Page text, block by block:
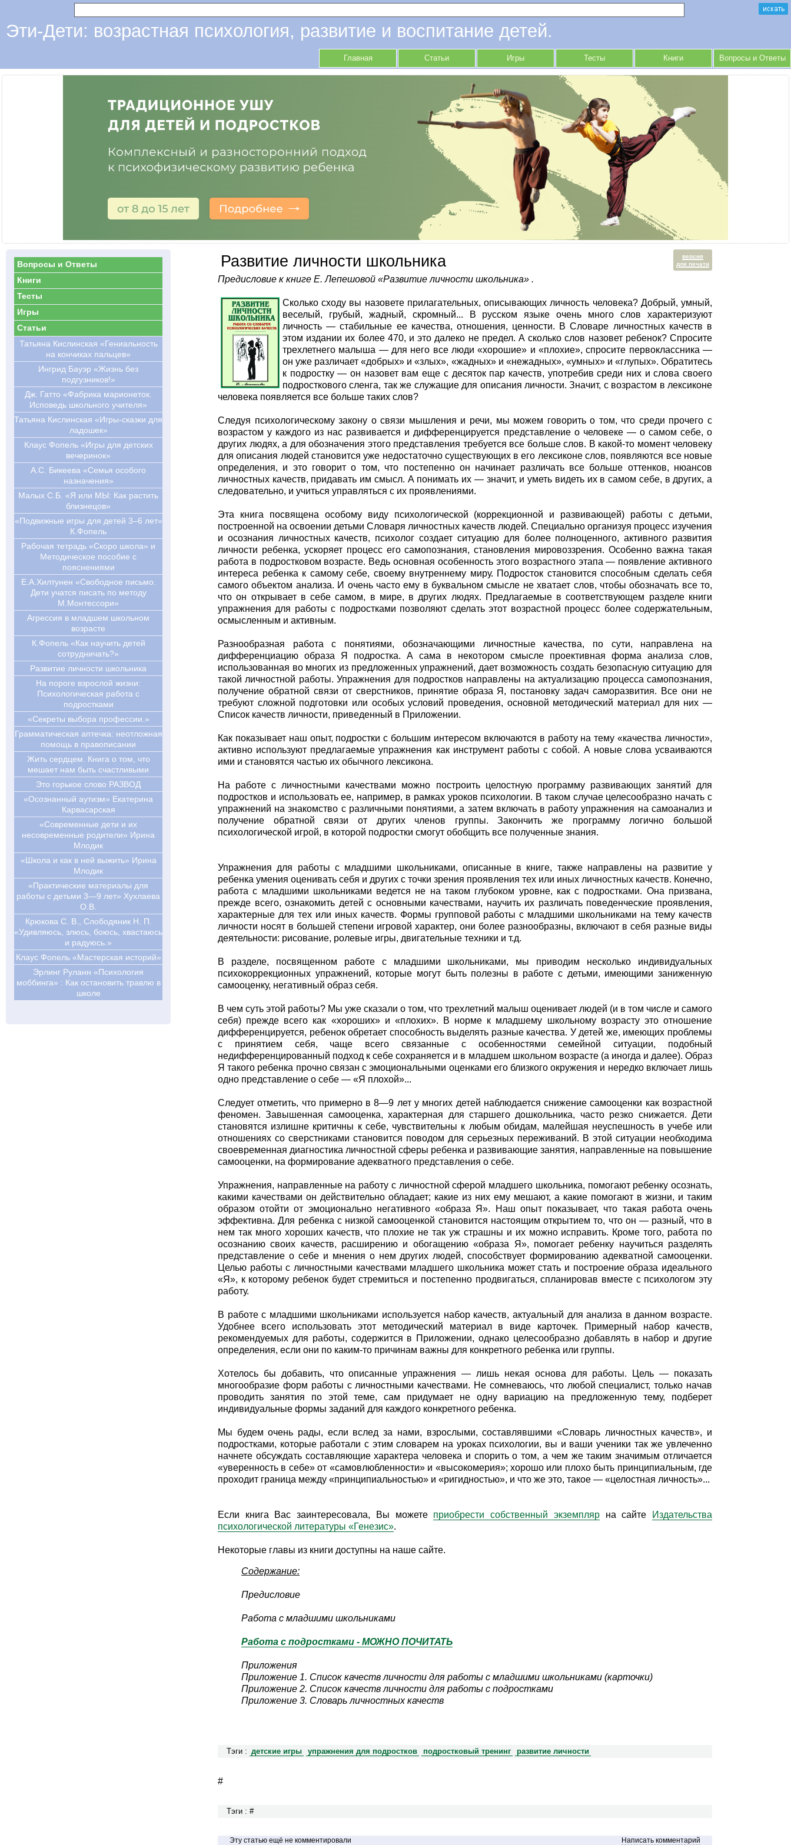
Эти-Дети: возрастная психология, развитие и воспитание детей.
Главная Статьи Игры Тесты Книги Вопросы и Ответы
версия
для печати
Развитие личности школьника
Предисловие к книге Е. Лепешовой «Развитие личности школьника» .
Сколько сходу вы назовете прилагательных, описывающих личность человека? Добрый, умный,
веселый, грубый, жадный, скромный... В русском языке очень много слов характеризуют
личность — стабильные ее качества, отношения, ценности. В Словаре личностных качеств в
этом издании их более 470, и это далеко не предел. А сколько слов назовет ребенок? Спросите
трехлетнего малыша — для него все люди «хорошие» и «плохие», спросите первоклассника —
он уже различает «добрых» и «злых», «жадных» и «нежадных», «умных» и «глупых». Обратитесь
к подростку — он назовет вам еще с десяток пар качеств, употребив среди них и слова своего
подросткового сленга, так же служащие для описания личности. Значит, с возрастом в лексиконе
человека появляется все больше таких слов?
Следуя психологическому закону о связи мышления и речи, мы можем говорить о том, что среди прочего с
возрастом у каждого из нас развивается и дифференцируется представление о человеке — о самом себе, о
других людях, а для обозначения этого представления требуется все больше слов. В какой-то момент человеку
для описания людей становится уже недостаточно существующих в его лексиконе слов, появляются все новые
определения, и это говорит о том, что постепенно он начинает различать все больше оттенков, нюансов
личностных качеств, придавать им смысл. А понимать их — значит, и уметь видеть их в самом себе, в других, а
следовательно, и учиться управляться с их проявлениями.
Эта книга посвящена особому виду психологической (коррекционной и развивающей) работы с детьми,
построенной на освоении детьми Словаря личностных качеств людей. Специально организуя процесс изучения
и осознания личностных качеств, психолог создает ситуацию для более полноценного, активного развития
личности ребенка, ускоряет процесс его самопознания, становления мировоззрения. Особенно важна такая
работа в подростковом возрасте. Ведь основная особенность этого возрастного этапа — появление активного
интереса ребенка к самому себе, своему внутреннему миру. Подросток становится способным сделать себя
самого объектом анализа. И очень часто ему в буквальном смысле не хватает слов, чтобы обозначать все то,
что он открывает в себе самом, в мире, в других людях. Предлагаемые в соответствующем разделе книги
упражнения для работы с подростками позволяют сделать этот возрастной процесс более содержательным,
осмысленным и активным.
Разнообразная работа с понятиями, обозначающими личностные качества, по сути, направлена на
дифференциацию образа Я подростка. А сама в некотором смысле проективная форма анализа слов,
использованная во многих из предложенных упражнений, дает возможность создать безопасную ситуацию для
такой личностной работы. Упражнения для подростков направлены на актуализацию процесса самопознания,
получение обратной связи от сверстников, принятие образа Я, постановку задач саморазвития. Все они не
требуют сложной подготовки или особых условий проведения, основной методический материал для них —
Список качеств личности, приведенный в Приложении.
Как показывает наш опыт, подростки с большим интересом включаются в работу на тему «качества личности»,
активно используют предлагаемые упражнения как инструмент работы с собой. А новые слова усваиваются
ими и становятся частью их обычного лексикона.
На работе с личностными качествами можно построить целостную программу развивающих занятий для
подростков и использовать ее, например, в рамках уроков психологии. В таком случае целесообразно начать с
упражнений на знакомство с различными понятиями, а затем включать в работу упражнения на самоанализ и
получение обратной связи от других членов группы. Закончить же программу логично большой
психологической игрой, в которой подростки смогут обобщить все полученные знания.
Упражнения для работы с младшими школьниками, описанные в книге, также направлены на развитие у
ребенка умения оценивать себя и других с точки зрения проявления тех или иных личностных качеств. Конечно,
работа с младшими школьниками ведется не на таком глубоком уровне, как с подростками. Она призвана,
прежде всего, ознакомить детей с основными качествами, научить их различать поведенческие проявления,
характерные для тех или иных качеств. Формы групповой работы с младшими школьниками на тему качеств
личности носят в большей степени игровой характер, они более разнообразны, включают в себя разные виды
деятельности: рисование, ролевые игры, двигательные техники и т.д.
В разделе, посвященном работе с младшими школьниками, мы приводим несколько индивидуальных
психокоррекционных упражнений, которые могут быть полезны в работе с детьми, имеющими заниженную
самооценку, негативный образ себя.
В чем суть этой работы? Мы уже сказали о том, что трехлетний малыш оценивает людей (и в том числе и самого
себя) прежде всего как «хороших» и «плохих». В норме к младшему школьному возрасту это отношение
дифференцируется, ребенок обретает способность выделять разные качества. У детей же, имеющих проблемы
с принятием себя, чаще всего связанные с особенностями семейной ситуации, подобный
недифференцированный подход к себе сохраняется и в младшем школьном возрасте (а иногда и далее). Образ
Я такого ребенка прочно связан с эмоциональными оценками его близкого окружения и нередко включает лишь
одно представление о себе — «Я плохой»...
Следует отметить, что примерно в 8—9 лет у многих детей наблюдается снижение самооценки как возрастной
феномен. Завышенная самооценка, характерная для старшего дошкольника, часто резко снижается. Дети
становятся излишне критичны к себе, чувствительны к любым обидам, малейшая неуспешность в учебе или
отношениях со сверстниками становится поводом для серьезных переживаний. В этой ситуации необходима
своевременная диагностика личностной сферы ребенка и развивающие занятия, направленные на повышение
самооценки, на формирование адекватного представления о себе.
Упражнения, направленные на работу с личностной сферой младшего школьника, помогают ребенку осознать,
какими качествами он действительно обладает; какие из них ему мешают, а какие помогают в жизни, и таким
образом отойти от эмоционально негативного «образа Я». Наш опыт показывает, что такая работа очень
эффективна. Для ребенка с низкой самооценкой становится настоящим открытием то, что он — разный, что в
нем так много хороших качеств, что плохие не так уж страшны и их можно исправить. Кроме того, работа по
осознанию своих качеств, расширению и обогащению «образа Я», помогает ребенку научиться разделять
представление о себе и мнения о нем других людей, способствует формированию адекватной самооценки.
Целью работы с личностными качествами младшего школьника может стать и построение образа идеального
«Я», к которому ребенок будет стремиться и постепенно продвигаться, спланировав вместе с психологом эту
работу.
В работе с младшими школьниками используется набор качеств, актуальный для анализа в данном возрасте.
Удобнее всего использовать этот методический материал в виде карточек. Примерный набор качеств,
рекомендуемых для работы, содержится в Приложении, однако целесообразно добавлять в набор и другие
определения, если они по каким-то причинам важны для конкретного ребенка или группы.
Хотелось бы добавить, что описанные упражнения — лишь некая основа для работы. Цель — показать
многообразие форм работы с личностными качествами. Не сомневаюсь, что любой специалист, только начав
проводить занятия по этой теме, сам придумает не одну вариацию на предложенную тему, подберет
индивидуальные формы заданий для каждого конкретного ребенка.
Мы будем очень рады, если вслед за нами, взрослыми, составлявшими «Словарь личностных качеств», и
подростками, которые работали с этим словарем на уроках психологии, вы и ваши ученики так же увлеченно
начнете обсуждать составляющие характера человека и спорить о том, а чем же таким значимым отличается
«уверенность в себе» от «самовлюбленности» и «высокомерия»; хорошо или плохо быть принципиальным, где
проходит граница между «принципиальностью» и «ригидностью», и что же это, такое — «целостная личность»...
Если книга Вас заинтересовала, Вы можете приобрести собственный экземплярна сайте
Издательства
психологической литературы «Генезис».
Некоторые главы из книги доступны на наше сайте.
Содержание:
Предисловие
Работа с младшими школьниками
Работа с подростками - МОЖНО ПОЧИТАТЬ
Приложения
Приложение 1. Список качеств личности для работы с младшими школьниками (карточки)
Приложение 2. Список качеств личности для работы с подростками
Приложение 3. Словарь личностных качеств
Тэги : детские игры упражнения для подростков подростковый тренинг развитие личности
#
Тэги : #
Эту статью ещё не комментировали Написать комментарий
Вопросы и Ответы
Книги
Тесты
Игры
Статьи
Татьяна Кислинская «Гениальность
на кончиках пальцев»
Ингрид Бауэр «Жизнь без
подгузников!»
Дж. Гатто «Фабрика марионеток.
Исповедь школьного учителя»
Татьяна Кислинская «Игры-сказки для
ладошек»
Клаус Фопель «Игры для детских
вечеринок»
А.С. Бикеева «Семья особого
назначения»
Малых С.Б. «Я или МЫ: Как растить
близнецов»
«Подвижные игры для детей 3–6 лет»
К.Фопель
Рабочая тетрадь «Скоро школа» и
Методическое пособие с
пояснениями
Е.А.Хилтунен «Свободное письмо.
Дети учатся писать по методу
М.Монтессори»
Агрессия в младшем школьном
возрасте
К.Фопель «Как научить детей
сотрудничать?»
Развитие личности школьника
На пороге взрослой жизни:
Психологическая работа с
подростками
«Секреты выбора профессии.»
Грамматическая аптечка: неотложная
помощь в правописании
Жить сердцем. Книга о том, что
мешает нам быть счастливыми
Это горькое слово РАЗВОД
«Осознанный аутизм» Екатерина
Карвасарская
«Современные дети и их
несовременные родители» Ирина
Млодик
«Школа и как в ней выжить» Ирина
Млодик
«Практические материалы для
работы с детьми 3—9 лет» Хухлаева
О.В.
Крюкова С. В., Слободяник Н. П.
«Удивляюсь, злюсь, боюсь, хвастаюсь
и радуюсь.»
Клаус Фопель «Мастерская историй»
Эрлинг Руланн «Психология
моббинга» : Как остановить травлю в
школе